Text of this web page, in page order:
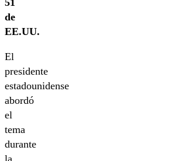
de
EE.UU.
El
presidente
estadounidense
abordó
el
tema
durante
la